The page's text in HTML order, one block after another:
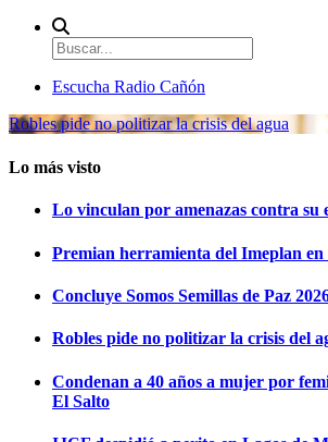
Escucha Radio Cañón
Robles pide no politizar la crisis del agua
Lo más visto
Lo vinculan por amenazas contra su
Premian herramienta del Imeplan en
Concluye Somos Semillas de Paz
Robles pide no politizar la crisis del
Condenan a 40 años a mujer por
El Salto